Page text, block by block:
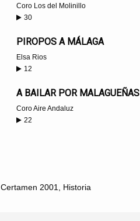
Coro Los del Molinillo
30
PIROPOS A MÁLAGA
Elsa Rios
12
A BAILAR POR MALAGUEÑAS
Coro Aire Andaluz
22
Certamen 2001 Historia